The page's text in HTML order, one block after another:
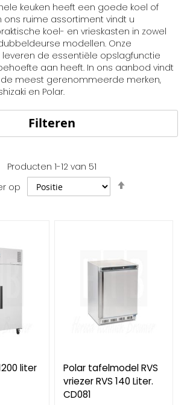
keuken heeft een goede koel of
ons ruime assortiment vindt u
koel- en vrieskasten in zowel
modellen. Onze
leveren de essentiële opslagfunctie
aan heeft. In ons aanbod vindt
de meest gerenommeerde merken,
en Polar.
Filteren
Producten 1-12 van 51
op
liter
Polar tafelmodel RVS
vriezer RVS 140 Liter.
CD081